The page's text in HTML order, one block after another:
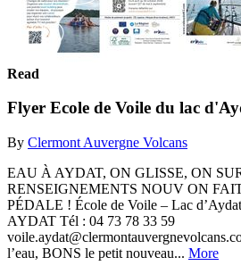
Read
Flyer Ecole de Voile du lac
By Clermont Auvergne Volcans
EAU À AYDAT, ON GLISSE, ON
RENSEIGNEMENTS NOUV ON
PÉDALE ! École de Voile – Lac
AYDAT Tél : 04 73 78 33 59
l’eau, BONS le petit nouveau... More